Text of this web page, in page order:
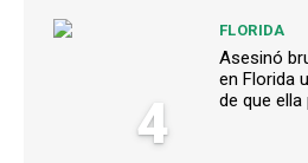
4
FLORIDA
Asesinó
en Florida
de que